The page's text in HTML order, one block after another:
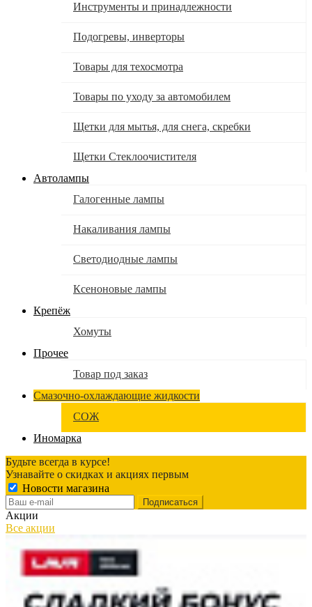
Инструменты и принадлежности
Подогревы, инверторы
Товары для техосмотра
Товары по уходу за автомобилем
Щетки для мытья, для снега, скребки
Щетки Стеклоочистителя
Автолампы
Галогенные лампы
Накаливания лампы
Светодиодные лампы
Ксеноновые лампы
Крепёж
Хомуты
Прочее
Товар под заказ
Смазочно-охлаждающие жидкости
СОЖ
Иномарка
Будьте всегда в курсе!
Узнавайте о скидках и акциях первым
Новости магазина
Акции
Все акции